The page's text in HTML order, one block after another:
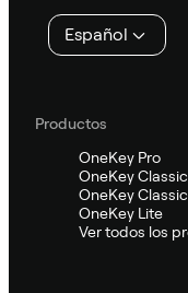
página
Español
Productos
OneKey Pro
OneKey Classic
OneKey Classic
OneKey Lite
Ver todos los